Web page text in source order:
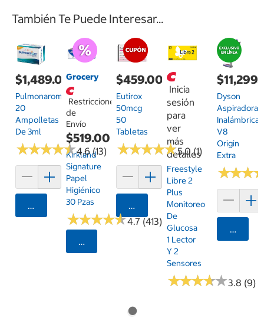
También Te Puede Interesar...
$1,489.00
Pulmonarom
20
Ampolletas
De 3ml
★★★★★
★★★★★4.6 (13)
Agregar
Grocery
Restricciones
de
Envío
$519.00
Kirkland
Signature
Papel
Higiénico
30 Pzas
★★★★★
★★★★★4.7 (413)
Seleccionar Código Postal
$459.00
Eutirox
50mcg
50
Tabletas
★★★★★
★★★★★5.0 (1)
Agregar
Inicia
sesión
para
ver
más
detalles
Freestyle
Libre 2
Plus
Monitoreo
De
Glucosa
1 Lector
Y 2
Sensores
★★★★★
★★★★★3.8 (9)
Dyson
Aspiradora
Inalámbrica
V8
Origin
Extra
★★★
★★★